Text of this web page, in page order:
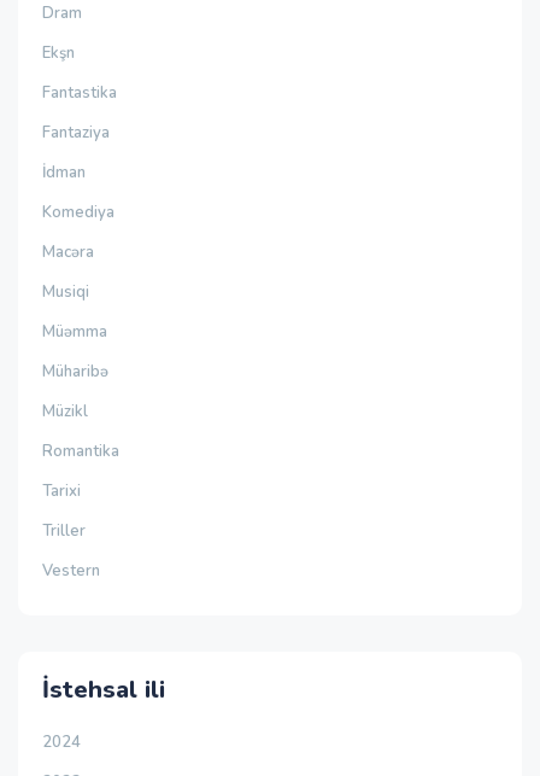
Dram
Ekşn
Fantastika
Fantaziya
İdman
Komediya
Macəra
Musiqi
Müəmma
Müharibə
Müzikl
Romantika
Tarixi
Triller
Vestern
İstehsal ili
2024